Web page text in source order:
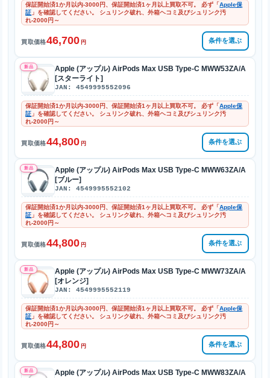
保証開始済1か月以内-3000円、保証開始済1ヶ月以上買取不可。 必ず「Apple保
証 」を確認してください。 シュリンク破れ、外箱ヘコミ及びシュリンク汚
れ-2000円～
買取価格46,700 円 条件を選ぶ
新品
Apple (アップル) AirPods Max USB Type-C MWW53ZA/A
[スターライト]
JAN: 4549995552096
保証開始済1か月以内-3000円、保証開始済1ヶ月以上買取不可。 必ず「Apple保
証 」を確認してください。 シュリンク破れ、外箱ヘコミ及びシュリンク汚
れ-2000円～
買取価格44,800 円 条件を選ぶ
新品
Apple (アップル) AirPods Max USB Type-C MWW63ZA/A
[ブルー]
JAN: 4549995552102
保証開始済1か月以内-3000円、保証開始済1ヶ月以上買取不可。 必ず「Apple保
証 」を確認してください。 シュリンク破れ、外箱ヘコミ及びシュリンク汚
れ-2000円～
買取価格44,800 円 条件を選ぶ
新品
Apple (アップル) AirPods Max USB Type-C MWW73ZA/A
[オレンジ]
JAN: 4549995552119
保証開始済1か月以内-3000円、保証開始済1ヶ月以上買取不可。 必ず「Apple保
証 」を確認してください。 シュリンク破れ、外箱ヘコミ及びシュリンク汚
れ-2000円～
買取価格44,800 円 条件を選ぶ
新品
Apple (アップル) AirPods Max USB Type-C MWW83ZA/A